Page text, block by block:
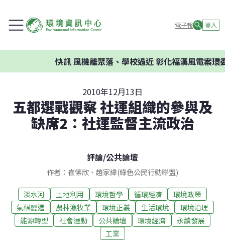
電子報 登入
快訊風機離聚落、學校過近 彰化福漢風電案環委
2010年12月13日
五都選戰觀察 社運組織的參與及
缺席2：社運監督主流政治
評論/公共論壇
作者：崔愫欣、趙家緯(綠色公民行動聯盟)
淡水河 土地利用 環境哲學 循環經濟
環境政策
氣候變遷
農林漁牧業 環境正義 生活環境
環境治理
能源轉型
社會運動 公共論壇 環境經濟
永續發展
工業